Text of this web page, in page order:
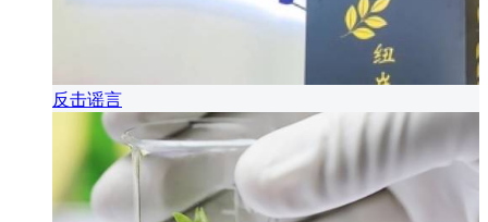
反击谣言